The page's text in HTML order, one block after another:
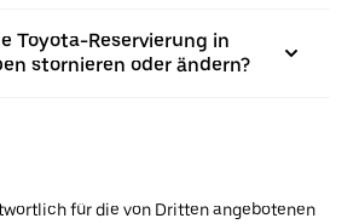
Toyota-Reservierung in
stornieren oder ändern?
für die von Dritten angebotenen